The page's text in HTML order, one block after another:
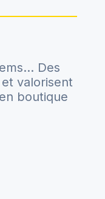
Des
valorisent
boutique